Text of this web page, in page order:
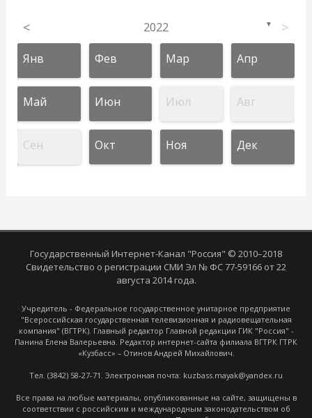
< 2022 ▼ >
Янв Фев Мар Апр
Май Июн Июл Авг
Сен Окт Ноя Дек
Государственный Интернет-Канал "Россия" © 2010–2018
Свидетельство о регистрации СМИ Эл № ФС 77-59166 от 22
августа 2014 года.
Учредитель - Федеральное государственное унитарное предприятие
"Всероссийская государственная телевизионная и радиовещательная
компания" (ВГТРК). Главный редактор Главной редакции ГИК "Россия" -
Панина Елена Валерьевна. Редактор интернет-сайта филиала ВГТРК ГТРК
«Кузбасс» – Отинов Андрей Михайлович.
Тел. (3842) 58-27-71. Электронная почта: kuzbass.mayak@yandex.ru
Все права на любые материалы, опубликованные на сайте, защищены в
соответствии с российским и международным законодательством об